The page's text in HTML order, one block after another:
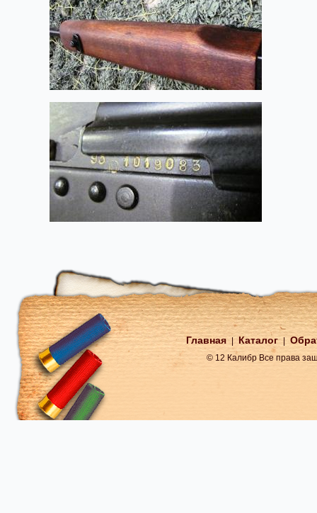
Главная Каталог
© 12 Калибр Все права